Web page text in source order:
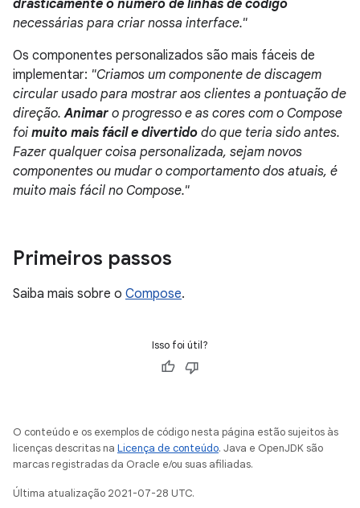
drasticamente o número de linhas de código
necessárias para criar nossa interface."
Os componentes personalizados são mais fáceis de
implementar: "Criamos um componente de discagem
circular usado para mostrar aos clientes a pontuação de
direção.Animar o progresso e as cores com o Compose
foi muito mais fácil e divertido do que teria sido antes.
Fazer qualquer coisa personalizada, sejam novos
componentes ou mudar o comportamento dos atuais, é
muito mais fácil no Compose."
Primeiros passos
Saiba mais sobre o Compose.
Isso foi útil?
O conteúdo e os exemplos de código nesta página estão sujeitos às
licenças descritas na Licença de conteúdo. Java e OpenJDK são
marcas registradas da Oracle e/ou suas afiliadas.
Última atualização 2021-07-28 UTC.